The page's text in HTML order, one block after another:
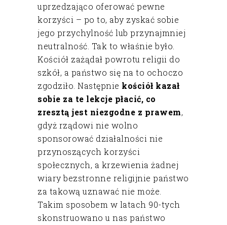
uprzedzająco oferować pewne
korzyści – po to, aby zyskać sobie
jego przychylność lub przynajmniej
neutralność. Tak to właśnie było.
Kościół zażądał powrotu religii do
szkół, a państwo się na to ochoczo
zgodziło. Następnie kościół kazał
sobie za te lekcje płacić, co
zresztą jest niezgodne z prawem,
gdyż rządowi nie wolno
sponsorować działalności nie
przynoszących korzyści
społecznych, a krzewienia żadnej
wiary bezstronne religijnie państwo
za takową uznawać nie może.
Takim sposobem w latach 90-tych
skonstruowano u nas państwo